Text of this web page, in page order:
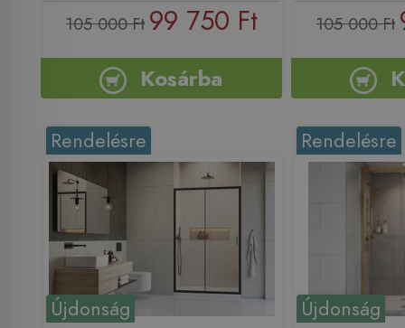
105 000 Ft 99 750 Ft
Kosárba
105 000 Ft
Újdonság
Rendelésre
Újdonság
Rendelésre